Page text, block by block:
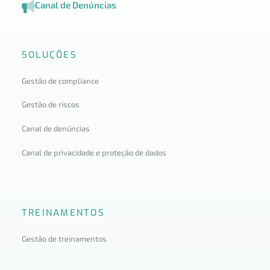
Canal de Denúncias
SOLUÇÕES
Gestão de compliance
Gestão de riscos
Canal de denúncias
Canal de privacidade e proteção de dados
TREINAMENTOS
Gestão de treinamentos